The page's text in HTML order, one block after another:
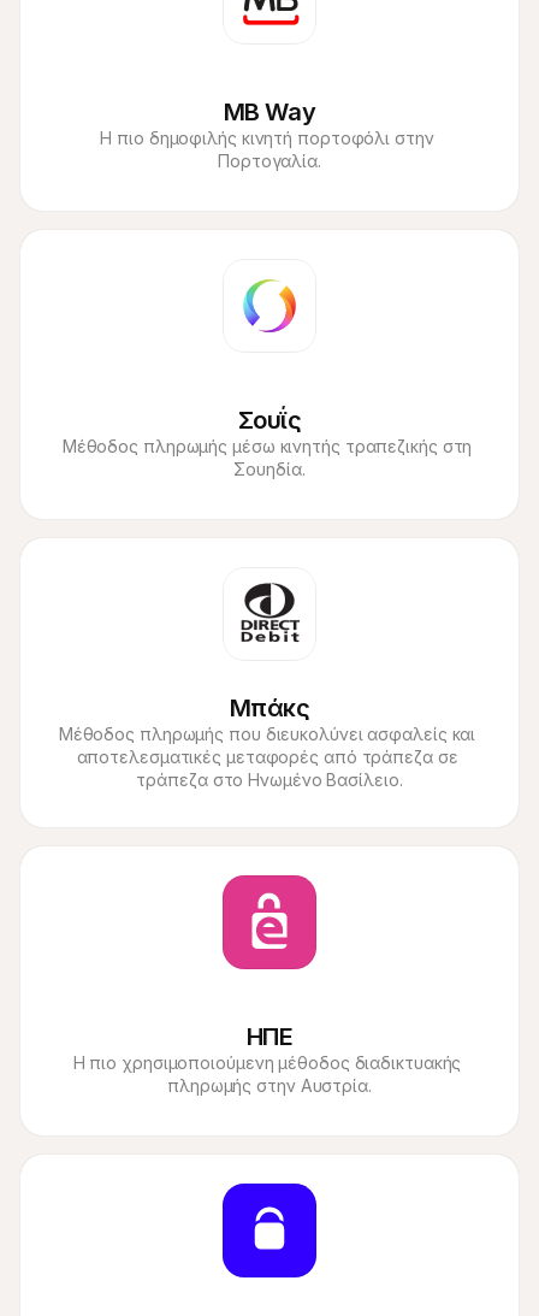
MB Way
Η πιο δημοφιλής κινητή πορτοφόλι στην
Πορτογαλία.
Σουΐς
Μέθοδος πληρωμής μέσω κινητής τραπεζικής στη
Σουηδία.
Μπάκς
Μέθοδος πληρωμής που διευκολύνει ασφαλείς και
αποτελεσματικές μεταφορές από τράπεζα σε
τράπεζα στο Ηνωμένο Βασίλειο.
ΗΠΕ
Η πιο χρησιμοποιούμενη μέθοδος διαδικτυακής
πληρωμής στην Αυστρία.